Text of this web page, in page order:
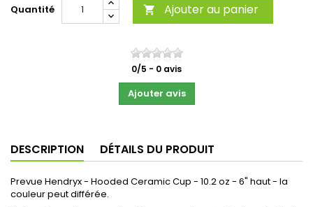
Quantité  Ajouter au panier
0/5 - 0 avis
Ajouter avis
DESCRIPTION DÉTAILS DU PRODUIT
Prevue Hendryx - Hooded Ceramic Cup - 10.2 oz - 6" haut - la
couleur peut différée.